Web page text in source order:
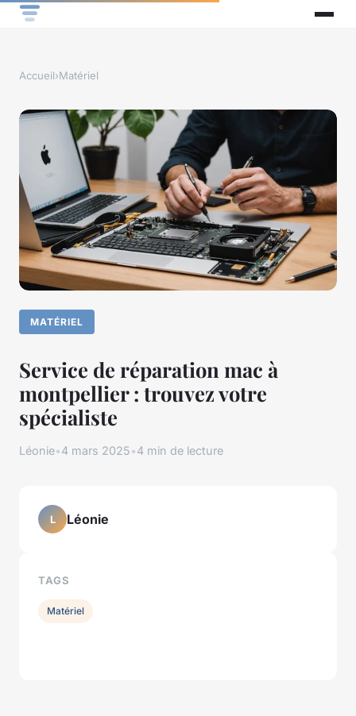
Accueil›Matériel
MATÉRIEL
Service de réparation mac à
montpellier : trouvez votre
spécialiste
Léonie•4 mars 2025•4 min de lecture
L Léonie
TAGS
Matériel